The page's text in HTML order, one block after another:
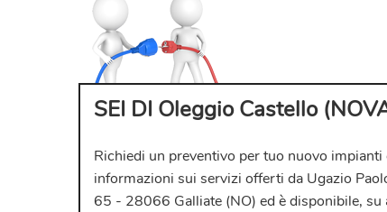
SEI DI Oleggio Castello
Richiedi un preventivo per tuo nuovo impianti
informazioni sui servizi offerti da Ugazio
65 - 28066 Galliate (NO) ed è disponibile,